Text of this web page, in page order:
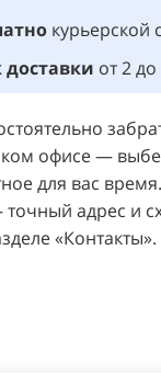
курьерской
доставки от 2
офисе —
для вас
адрес и
«Контакты».